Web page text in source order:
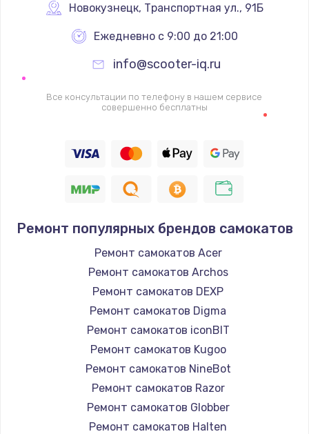
1060 руб.
Заказать
Замена шим-контроллера
Заказать
Замена HDMI
600 руб.
Заказать
Новокузнецк, Транспортная ул., 91Б
Ежедневно с 9:00 до 21:00
info@scooter-iq.ru
Все консультации по телефону в нашем сервисе
совершенно бесплатны
Ремонт популярных брендов самокатов
Ремонт самокатов Acer
Ремонт самокатов Archos
Ремонт самокатов DEXP
Ремонт самокатов Digma
Ремонт самокатов iconBIT
Ремонт самокатов Kugoo
Ремонт самокатов NineBot
Ремонт самокатов Razor
Ремонт самокатов Globber
Ремонт самокатов Halten